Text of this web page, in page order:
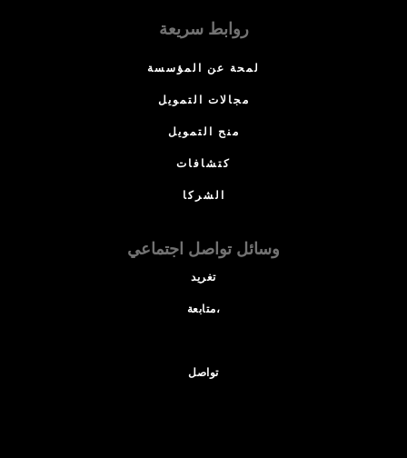
روابط سريعة
لمحة عن المؤسسة
مجالات التمويل
منح التمويل
كتشافات
الشركا
وسائل تواصل اجتماعي
تغريد
متابعة،
تواصل